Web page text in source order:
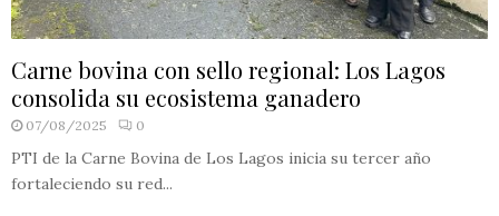
Carne bovina con sello regional: Los Lagos
consolida su ecosistema ganadero
07/08/2025 0
PTI de la Carne Bovina de Los Lagos inicia su tercer año
fortaleciendo su red...